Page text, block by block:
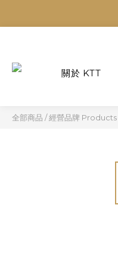
全部商品 /經營品牌 Products